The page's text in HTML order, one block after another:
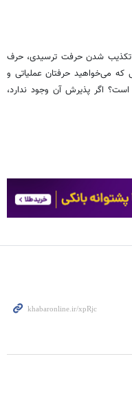
از تکذیب شدن حرفت ترسیدی، حرف
می‌خواهید حرفتان عملیاتی و
اگر پذیرش آن وجود ندارد،